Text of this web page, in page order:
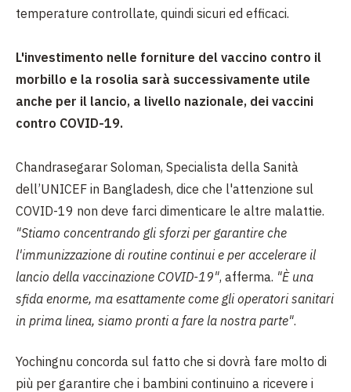
temperature controllate, quindi sicuri ed efficaci.
L'investimento nelle forniture del vaccino contro il
morbillo e la rosolia sarà successivamente utile
anche per il lancio, a livello nazionale, dei vaccini
contro COVID-19.
Chandrasegarar Soloman, Specialista della Sanità
dell’UNICEF in Bangladesh, dice che l'attenzione sul
COVID-19 non deve farci dimenticare le altre malattie.
"Stiamo concentrando gli sforzi per garantire che
l'immunizzazione di routine continui e per accelerare il
lancio della vaccinazione COVID-19", afferma. "È una
sfida enorme, ma esattamente come gli operatori sanitari
in prima linea, siamo pronti a fare la nostra parte".
Yochingnu concorda sul fatto che si dovrà fare molto di
più per garantire che i bambini continuino a ricevere i